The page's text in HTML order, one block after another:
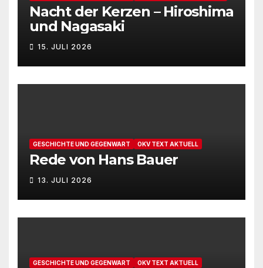
Nacht der Kerzen – Hiroshima
und Nagasaki
15. JULI 2026
GESCHICHTE UND GEGENWART OKV TEXT AKTUELL
Rede von Hans Bauer
13. JULI 2026
GESCHICHTE UND GEGENWART OKV TEXT AKTUELL